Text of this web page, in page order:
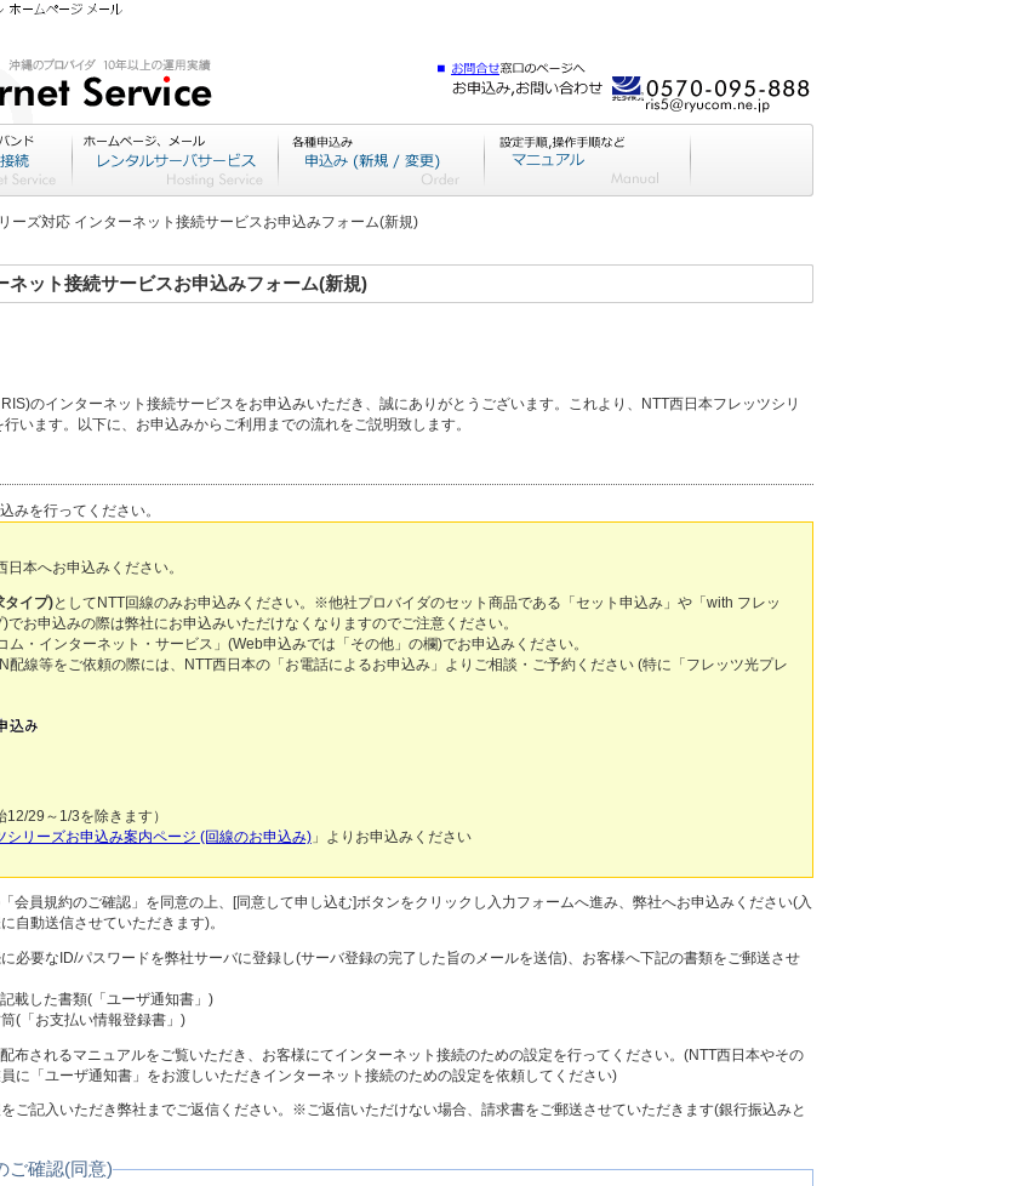
ーズ対応 インターネット接続サービスお申込みフォーム(新規)
ット接続サービスお申込みフォーム(新規)
のインターネット接続サービスをお申込みいただき、誠にありがとうございます。これより、NTT西日本フレッツシリ
います。以下に、お申込みからご利用までの流れをご説明致します。
みを行ってください。
本へお申込みください。
タイプ)としてNTT回線のみお申込みください。※他社プロバイダのセット商品である「セット申込み」や「with フレッ
お申込みの際は弊社にお申込みいただけなくなりますのでご注意ください。
ム・インターネット・サービス」(Web申込みでは「その他」の欄)でお申込みください。
線等をご依頼の際には、NTT西日本の「お電話によるお申込み」よりご相談・ご予約ください (特に「フレッツ光プレ
29～1/3を除きます）
シリーズお申込み案内ページ (回線のお申込み)」よりお申込みください
会員規約のご確認」を同意の上、[同意して申し込む]ボタンをクリックし入力フォームへ進み、弊社へお申込みください(入
自動送信させていただきます)。
必要なID/パスワードを弊社サーバに登録し(サーバ登録の完了した旨のメールを送信)、お客様へ下記の書類をご郵送させ
載した書類(「ユーザ通知書」)
(「お支払い情報登録書」)
布されるマニュアルをご覧いただき、お客様にてインターネット接続のための設定を行ってください。(NTT西日本やその
に「ユーザ通知書」をお渡しいただきインターネット接続のための設定を依頼してください)
ご記入いただき弊社までご返信ください。※ご返信いただけない場合、請求書をご郵送させていただきます(銀行振込みと
ご確認(同意)